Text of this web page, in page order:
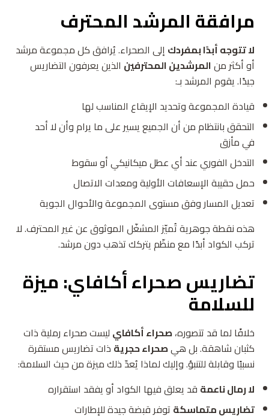
مرافقة المرشد المحترف
لا تتوجه أبدًا بمفردك إلى الصحراء. يُرافق كل مجموعة مرشد
أو أكثر منالمرشدين المحترفين الذين يعرفون التضاريس
جيدًا. يقوم المرشد بـ:
قيادة المجموعة وتحديد الإيقاع المناسب لها
التحقق بانتظام من أن الجميع يسير على ما يرام وأن لا أحد
في مأزق
التدخل الفوري عند أي عطل ميكانيكي أو سقوط
حمل حقيبة الإسعافات الأولية ومعدات الاتصال
تعديل المسار وفق مستوى المجموعة والأحوال الجوية
هذه نقطة جوهرية تُميّز المشغّل الموثوق عن غير المحترف. لا
تركب الكواد أبدًا مع منظّم يتركك تذهب دون مرشد.
تضاريس صحراء أكافاي: ميزة
للسلامة
خلافًا لما قد تتصوره،صحراء أكافاي ليست صحراء رملية ذات
كثبان شاهقة. بل هيصحراء حجرية ذات تضاريس مستقرة
نسبيًا وقابلة للتنبؤ. وإليك لماذا يُعدّ ذلك ميزة من حيث السلامة:
لا رمال ناعمة قد يعلق فيها الكواد أو يفقد استقراره
تضاريس متماسكة توفر قبضة جيدة للإطارات